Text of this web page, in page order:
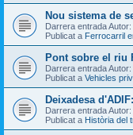
Nou sistema de
Darrera entrada Autor:
Publicat a Ferrocarril
Pont sobre el riu
Darrera entrada Autor:
Publicat a Vehicles
Deixadesa
Darrera entrada Autor:
Publicat a Història del